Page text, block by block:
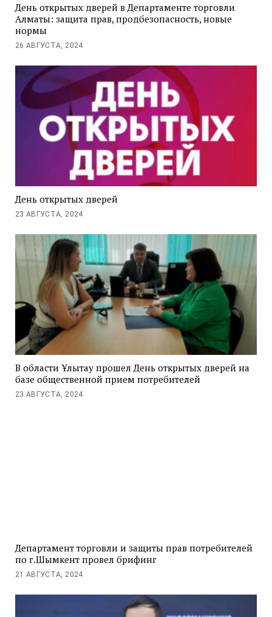
День открытых дверей в Департаменте торговли
Алматы: защита прав, продбезопасность, новые
нормы
26 АВГУСТА, 2024
День открытых дверей
23 АВГУСТА, 2024
В области Ұлытау прошел День открытых дверей на
базе общественной прием потребителей
23 АВГУСТА, 2024
Департамент торговли и защиты прав потребителей
по г.Шымкент провел брифинг
21 АВГУСТА, 2024